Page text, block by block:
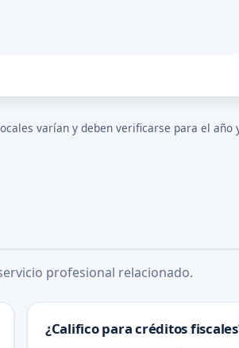
varían y deben verificarse para el año
profesional relacionado.
¿Califico para créditos